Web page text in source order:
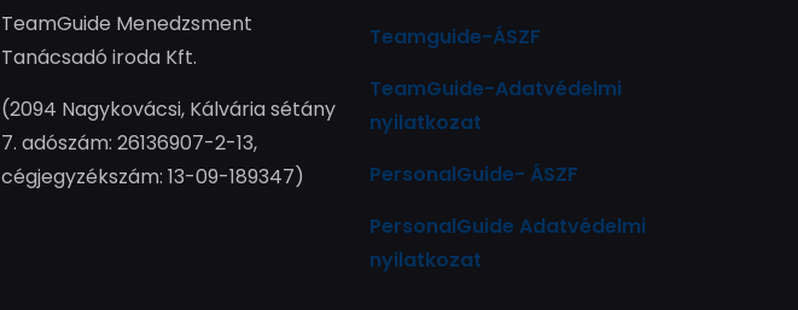
TeamGuide Menedzsment
Tanácsadó iroda Kft.
(2094 Nagykovácsi, Kálvária sétány
7. adószám: 26136907-2-13,
cégjegyzékszám: 13-09-189347)
Teamguide-ÁSZF
TeamGuide-Adatvédelmi
nyilatkozat
PersonalGuide- ÁSZF
PersonalGuide Adatvédelmi
nyilatkozat